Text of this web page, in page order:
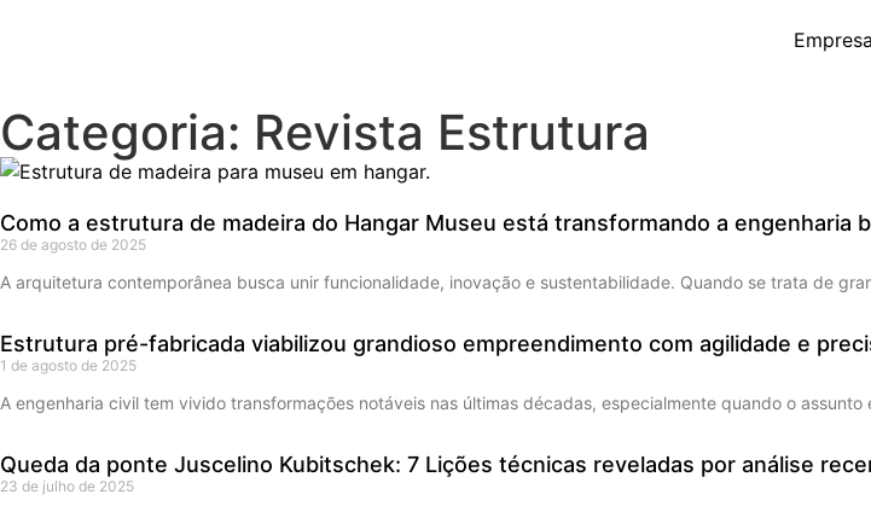
Empresa
Categoria: Revista Estrutura
Como a estrutura de madeira do Hangar Museu está transformando a engenharia
26 de agosto de 2025
A arquitetura contemporânea busca unir funcionalidade, inovação e sustentabilidade. Quando se trata de
Estrutura pré-fabricada viabilizou grandioso empreendimento com agilidade e
1 de agosto de 2025
A engenharia civil tem vivido transformações notáveis nas últimas décadas, especialmente quando o
Queda da ponte Juscelino Kubitschek: 7 Lições técnicas reveladas por análise
23 de julho de 2025